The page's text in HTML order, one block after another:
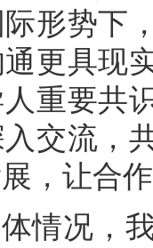
形势下
更具现
重要共
交流，
，让合
情况，